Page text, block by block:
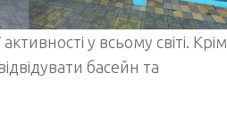
у всьому світі. Крім
басейн та